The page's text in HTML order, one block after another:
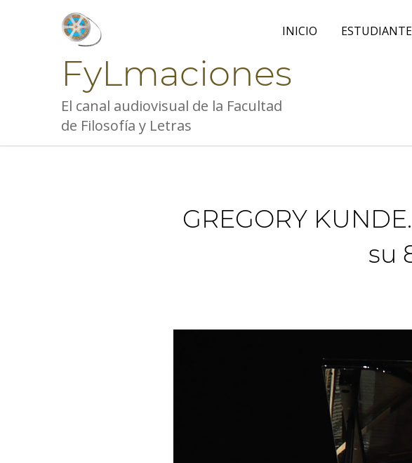
FyLmaciones
El canal audiovisual de la Facultad
de Filosofía y Letras
INICIO
GREGORY
su